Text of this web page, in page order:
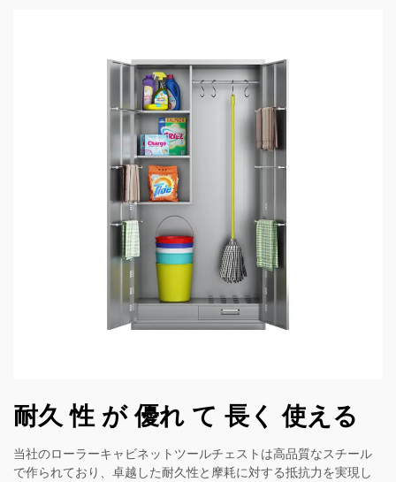
耐久 性 が 優れ て 長く 使える
当社のローラーキャビネットツールチェストは高品質なスチール
で作られており、卓越した耐久性と摩耗に対する抵抗力を実現し